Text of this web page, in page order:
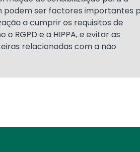
podem ser factores importantes
a cumprir os requisitos de
RGPD e a HIPPA, e evitar as
relacionadas com a não